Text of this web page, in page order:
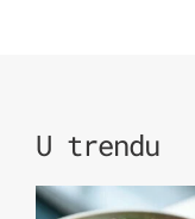
U trendu